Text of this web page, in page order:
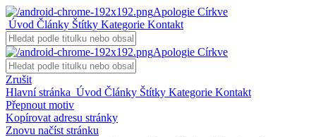
Apologie Církve
Úvod Články Štítky Kategorie Kontakt
Apologie Církve
Zrušit
Hlavní stránka Úvod Články Štítky Kategorie Kontakt
Přepnout motiv
Kopírovat adresu stránky
Znovu načíst stránku